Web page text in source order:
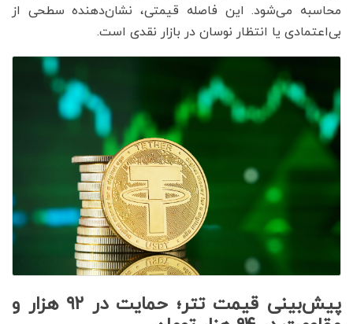
محاسبه می‌شود. این فاصله قیمتی، نشان‌دهنده سطحی از
بی‌اعتمادی یا انتظار نوسان در بازار نقدی است.
پیش‌بینی قیمت تتر؛ حمایت در ۹۲ هزار و